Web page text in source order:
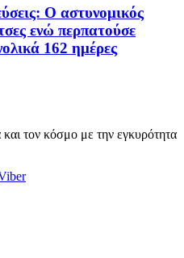
Ο αστυνομικός
ενώ περπατούσε
162 ημέρες
τον κόσμο με την εγκυρότητα